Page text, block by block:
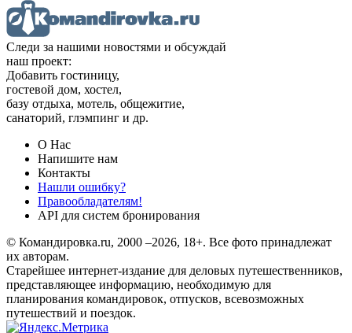
Следи за нашими новостями и обсуждай
наш проект:
Добавить гостиницу,
гостевой дом, хостел,
базу отдыха, мотель, общежитие,
санаторий, глэмпинг и др.
О Нас
Напишите нам
Контакты
Нашли ошибку?
Правообладателям!
API для систем бронирования
© Командировка.ru, 2000 –2026, 18+. Все фото принадлежат
их авторам.
Старейшее интернет-издание для деловых путешественников,
представляющее информацию, необходимую для
планирования командировок, отпусков, всевозможных
путешествий и поездок.